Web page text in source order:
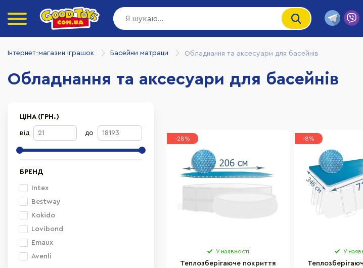
Інтернет-магазин іграшок Басейни матраци Обладнання та аксесуари для басейнів
Обладнання та аксесуари для басейнів
ЦІНА (ГРН.)
від до
БРЕНД
Intex
Bestway
Kokido
Lovibond
Emaux
Avenli
-28%
У наявності
Теплозберігаюче покриття
-8%
У